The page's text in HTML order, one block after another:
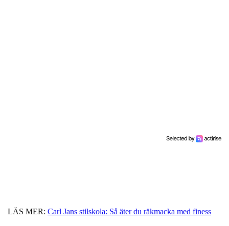
LÄS MER: Carl Jans stilskola: Så äter du räkmacka med finess